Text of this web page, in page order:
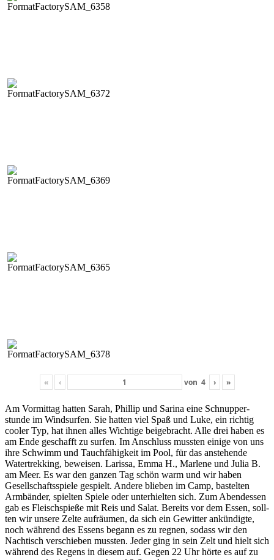
« ‹ von 4 › »
Am Vor­mit­tag hat­ten Sarah, Phillip und Sari­na eine Schnup­per­
stunde im Wind­sur­fen. Sie hat­ten viel Spaß und Luke, ein richtig
cool­er Typ, hat ihnen alles Wichtige beige­bracht. Alle drei haben es
am Ende geschafft zu sur­fen. Im Anschluss mussten einige von uns
ihre Schwimm und Tauch­fähigkeit im Pool, für das anste­hende
Watertrekking, beweisen. Laris­sa, Emma H., Mar­lene und Julia B.
am Meer. Es war den ganzen Tag schön warm und wir haben
Gesellschaftsspiele gespielt. Andere blieben im Camp, bastel­ten
Arm­bän­der, spiel­ten Spiele oder unter­hiel­ten sich. Zum Aben­dessen
gab es Fleis­chspieße mit Reis und Salat. Bere­its vor dem Essen, soll­
ten wir unsere Zelte aufräu­men, da sich ein Gewit­ter ankündigte,
noch während des Essens begann es zu reg­nen, sodass wir den
Nachtisch ver­schieben mussten. Jed­er ging in sein Zelt und hielt sich
während des Regens in diesem auf. Gegen 22 Uhr hörte es auf zu